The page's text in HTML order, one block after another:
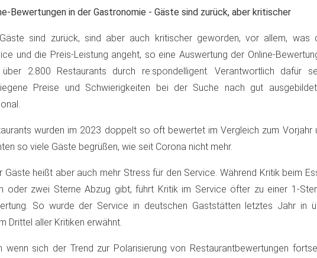
Bewertungen in der Gastronomie - Gäste sind zurück, aber kritischer
sind zurück, sind aber auch kritischer geworden, vor allem, was
und die Preis-Leistung angeht, so eine Auswertung der Online-
2.800 Restaurants durch re:spondelligent. Verantwortlich dafür
Preise und Schwierigkeiten bei der Suche nach gut
wurden im 2023 doppelt so oft bewertet im Vergleich zum Vorjahr
so viele Gäste begrüßen, wie seit Corona nicht mehr.
Gäste heißt aber auch mehr Stress für den Service. Während Kritik beim
oder zwei Sterne Abzug gibt, führt Kritik im Service öfter zu einer 1-
So wurde der Service in deutschen Gaststätten letztes Jahr in
Drittel aller Kritiken erwähnt.
wenn sich der Trend zur Polarisierung von Restaurantbewertungen